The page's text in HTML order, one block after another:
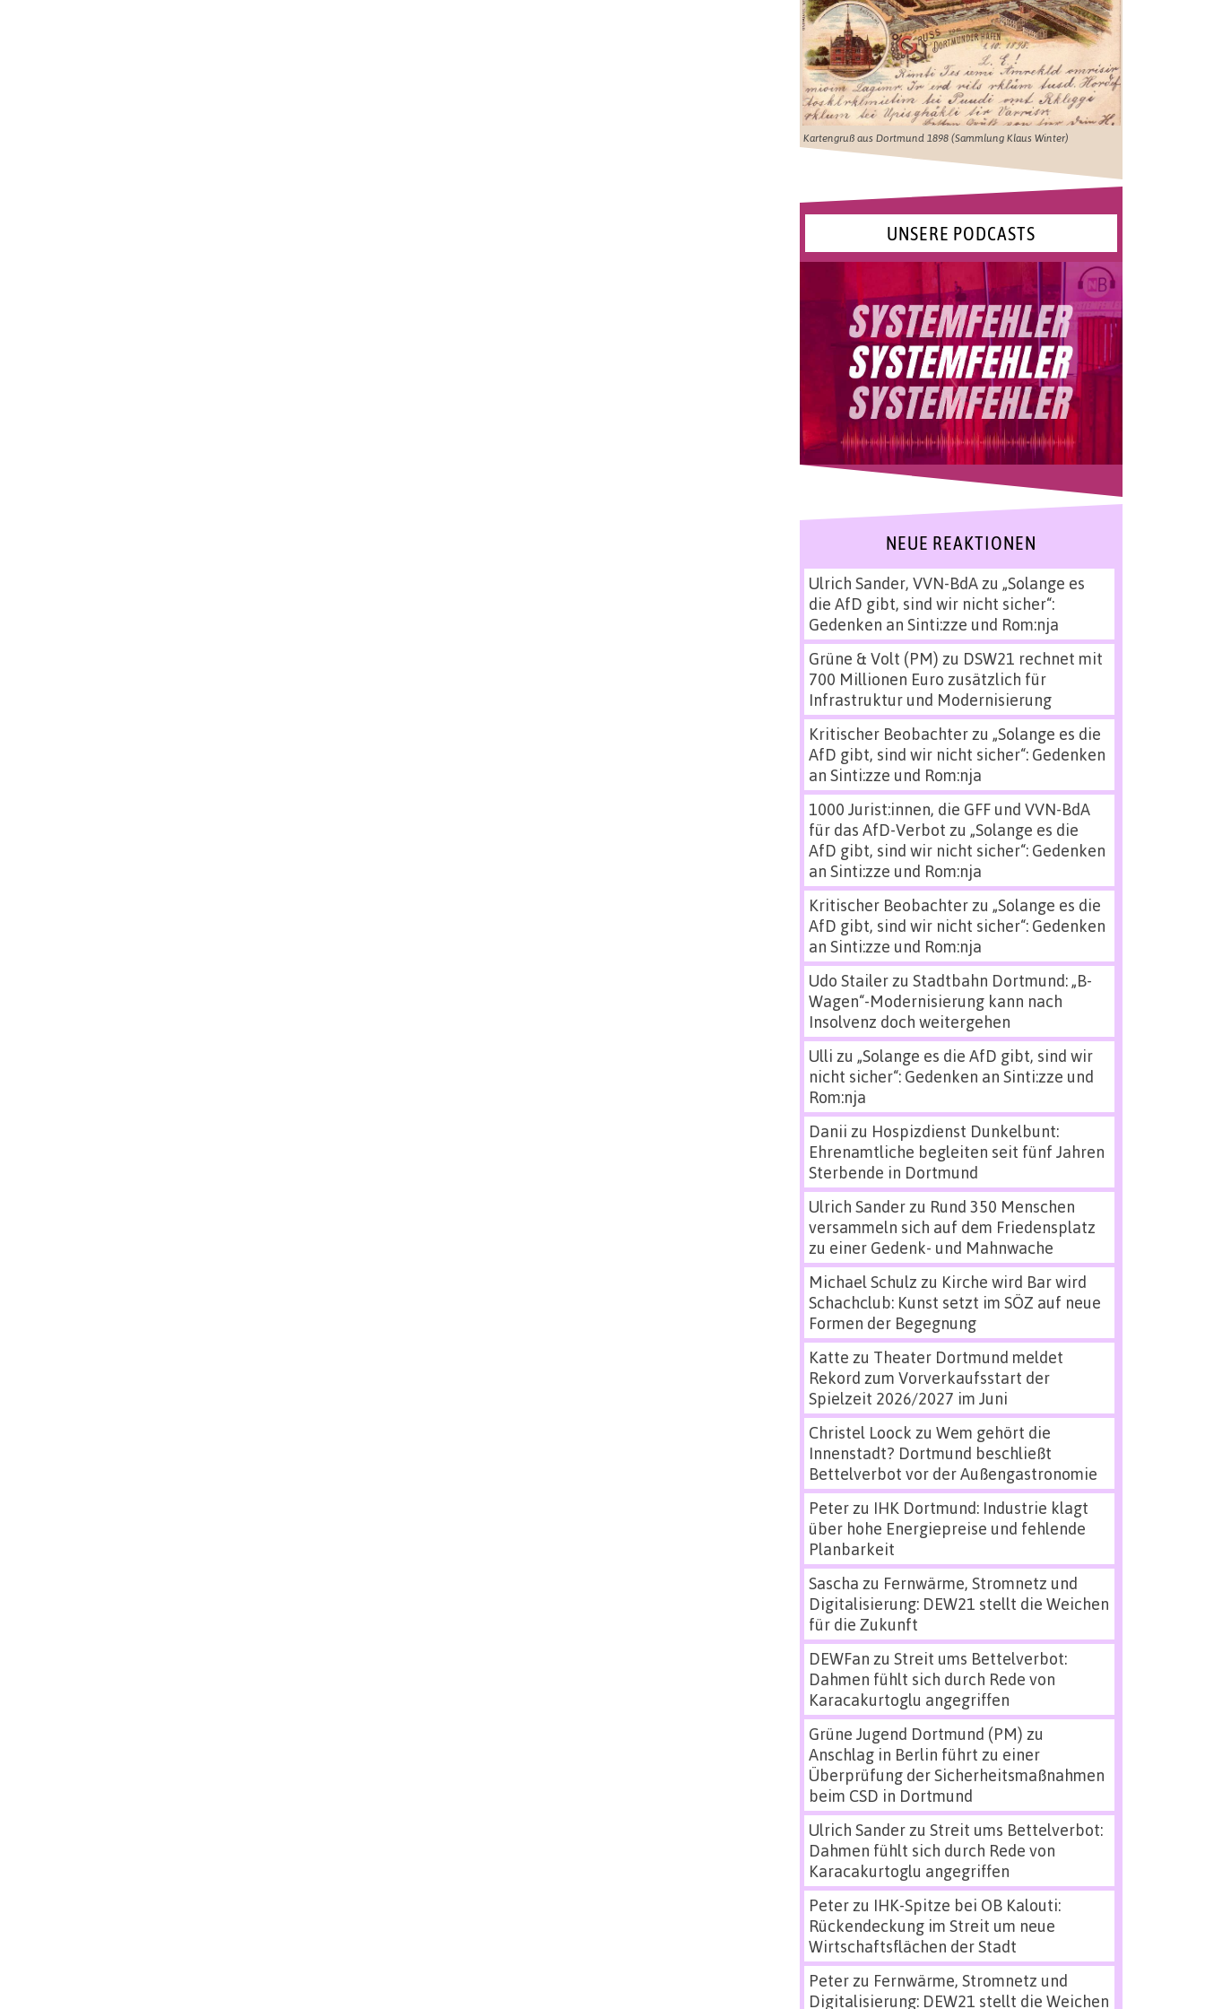
Kartengruß aus Dortmund 1898 (Sammlung Klaus Winter)
UNSERE PODCASTS
NEUE REAKTIONEN
Ulrich Sander, VVN-BdAzu „Solange es
die AfD gibt, sind wir nicht sicher“:
Gedenken an Sinti:zze und Rom:nja
Grüne & Volt (PM) zu DSW21 rechnet mit
700 Millionen Euro zusätzlich für
Infrastruktur und Modernisierung
Kritischer Beobachterzu „Solange es die
AfD gibt, sind wir nicht sicher“: Gedenken
an Sinti:zze und Rom:nja
1000 Jurist:innen, die GFF und VVN-BdA
für das AfD-Verbot zu „Solange es die
AfD gibt, sind wir nicht sicher“: Gedenken
an Sinti:zze und Rom:nja
Kritischer Beobachterzu „Solange es die
AfD gibt, sind wir nicht sicher“: Gedenken
an Sinti:zze und Rom:nja
Udo Stailerzu Stadtbahn Dortmund: „B-
Wagen“-Modernisierung kann nach
Insolvenz doch weitergehen
Ulli zu „Solange es die AfD gibt, sind wir
nicht sicher“: Gedenken an Sinti:zze und
Rom:nja
Danii zu Hospizdienst Dunkelbunt:
Ehrenamtliche begleiten seit fünf Jahren
Sterbende in Dortmund
Ulrich Sanderzu Rund 350 Menschen
versammeln sich auf dem Friedensplatz
zu einer Gedenk- und Mahnwache
Michael Schulz zu Kirche wird Bar wird
Schachclub: Kunst setzt im SÖZ auf neue
Formen der Begegnung
Katte zu Theater Dortmund meldet
Rekord zum Vorverkaufsstart der
Spielzeit 2026/2027 im Juni
Christel Loock zu Wem gehört die
Innenstadt? Dortmund beschließt
Bettelverbot vor der Außengastronomie
Peterzu IHK Dortmund: Industrie klagt
über hohe Energiepreise und fehlende
Planbarkeit
Sascha zu Fernwärme, Stromnetz und
Digitalisierung: DEW21 stellt die Weichen
für die Zukunft
DEWFan zu Streit ums Bettelverbot:
Dahmen fühlt sich durch Rede von
Karacakurtoglu angegriffen
Grüne Jugend Dortmund (PM) zu
Anschlag in Berlin führt zu einer
Überprüfung der Sicherheitsmaßnahmen
beim CSD in Dortmund
Ulrich Sanderzu Streit ums Bettelverbot:
Dahmen fühlt sich durch Rede von
Karacakurtoglu angegriffen
Peterzu IHK-Spitze bei OB Kalouti:
Rückendeckung im Streit um neue
Wirtschaftsflächen der Stadt
Peterzu Fernwärme, Stromnetz und
Digitalisierung: DEW21 stellt die Weichen